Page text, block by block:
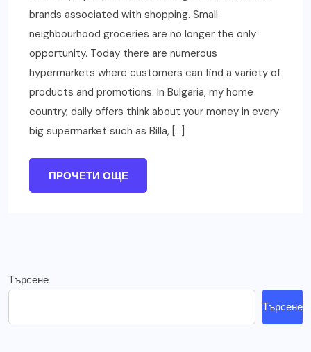
brands associated with shopping. Small
neighbourhood groceries are no longer the only
opportunity. Today there are numerous
hypermarkets where customers can find a variety of
products and promotions. In Bulgaria, my home
country, daily offers think about your money in every
big supermarket such as Billa, […]
ПРОЧЕТИ ОЩЕ
Търсене
Търсене